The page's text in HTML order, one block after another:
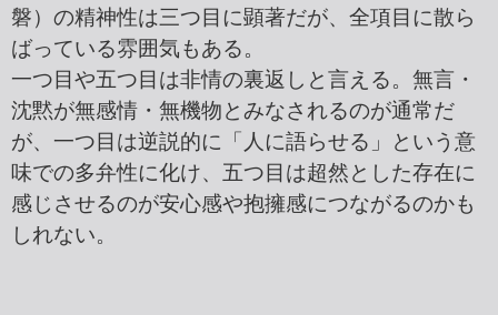
磐）の精神性は三つ目に顕著だが、全項目に散ら
ばっている雰囲気もある。
一つ目や五つ目は非情の裏返しと言える。無言・
沈黙が無感情・無機物とみなされるのが通常だ
が、一つ目は逆説的に「人に語らせる」という意
味での多弁性に化け、五つ目は超然とした存在に
感じさせるのが安心感や抱擁感につながるのかも
しれない。